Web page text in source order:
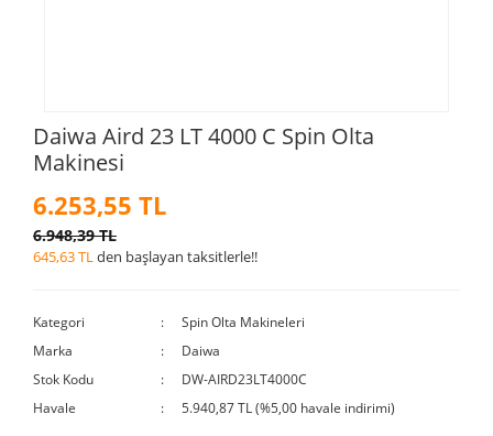
Daiwa Aird 23 LT 4000 C Spin Olta
Makinesi
6.253,55 TL
6.948,39 TL
645,63 TLden başlayan taksitlerle!!
Kategori
Spin Olta Makineleri
Marka
Daiwa
Stok Kodu
DW-AIRD23LT4000C
Havale
5.940,87 TL (%5,00 havale indirimi)